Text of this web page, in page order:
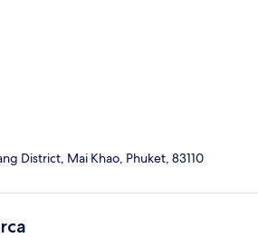
District, Mai Khao, Phuket, 83110